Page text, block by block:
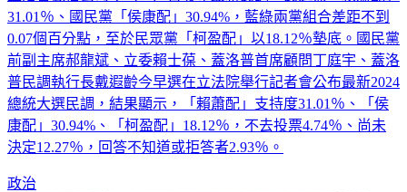
31.01％、國民黨「侯康配」30.94%，藍綠兩黨組合差距不到
0.07個百分點，至於民眾黨「柯盈配」以18.12％墊底。國民黨
前副主席郝龍斌、立委賴士葆、蓋洛普首席顧問丁庭宇、蓋洛
普民調執行長戴遐齡今早選在立法院舉行記者會公布最新2024
總統大選民調，結果顯示，「賴蕭配」支持度31.01％、「侯
康配」30.94%、「柯盈配」18.12％，不去投票4.74％、尚未
決定12.27％，回答不知道或拒答者2.93％。
政治